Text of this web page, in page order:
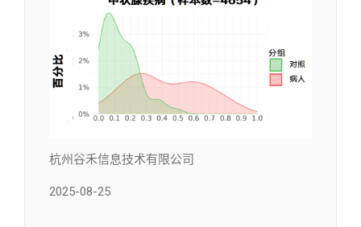
杭州谷禾信息技术有限公司
2025-08-25